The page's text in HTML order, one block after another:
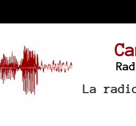
La